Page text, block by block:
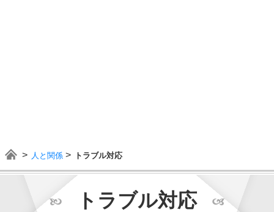
人と関係 トラブル対応
トラブル対応